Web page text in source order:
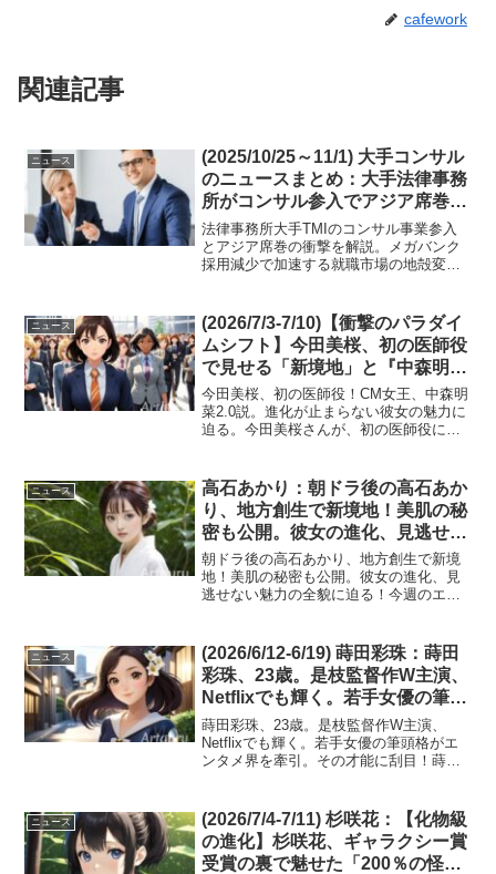
cafework
関連記事
ニュース
(2025/10/25～11/1) 大手コンサル
のニュースまとめ：大手法律事務
所がコンサル参入でアジア席巻か
と思えば、就活生はメガバンク離
れで総合コンサルへ熱視線！
法律事務所大手TMIのコンサル事業参入
とアジア席巻の衝撃を解説。メガバンク
採用減少で加速する就職市場の地殻変動
ニュース
(2026/7/3-7/10)【衝撃のパラダイ
ムシフト】今田美桜、初の医師役
で見せる「新境地」と『中森明菜
2.0説』のヤバすぎる正体！CM女
王の座に君臨し続ける100％リア
ルな実力
今田美桜、初の医師役！CM女王、中森明
菜2.0説。進化が止まらない彼女の魅力に
迫る。今田美桜さんが、初の医師役に挑
呼んでいます。CM業界でもトップクラス
の存在感を示し...
ニュース
高石あかり：朝ドラ後の高石あか
り、地方創生で新境地！美肌の秘
密も公開。彼女の進化、見逃せな
い魅力の全貌に迫る！(2026/7/10-
7/17)
朝ドラ後の高石あかり、地方創生で新境
地！美肌の秘密も公開。彼女の進化、見
逃せない魅力の全貌に迫る！今週のエン
ドラ出演を経て、彼女がどのように進化
し、新たな魅力を開花さ...
ニュース
(2026/6/12-6/19) 蒔田彩珠：蒔田
彩珠、23歳。是枝監督作W主演、
Netflixでも輝く。若手女優の筆頭
格がエンタメ界を牽引。その才能
に刮目！
蒔田彩珠、23歳。是枝監督作W主演、
Netflixでも輝く。若手女優の筆頭格がエ
ンタメ界を牽引。その才能に刮目！蒔田
和監督作品でのW主演やNetflixドラマで
の熱...
ニュース
(2026/7/4-7/11) 杉咲花：【化物級
の進化】杉咲花、ギャラクシー賞
受賞の裏で魅せた「200％の怪